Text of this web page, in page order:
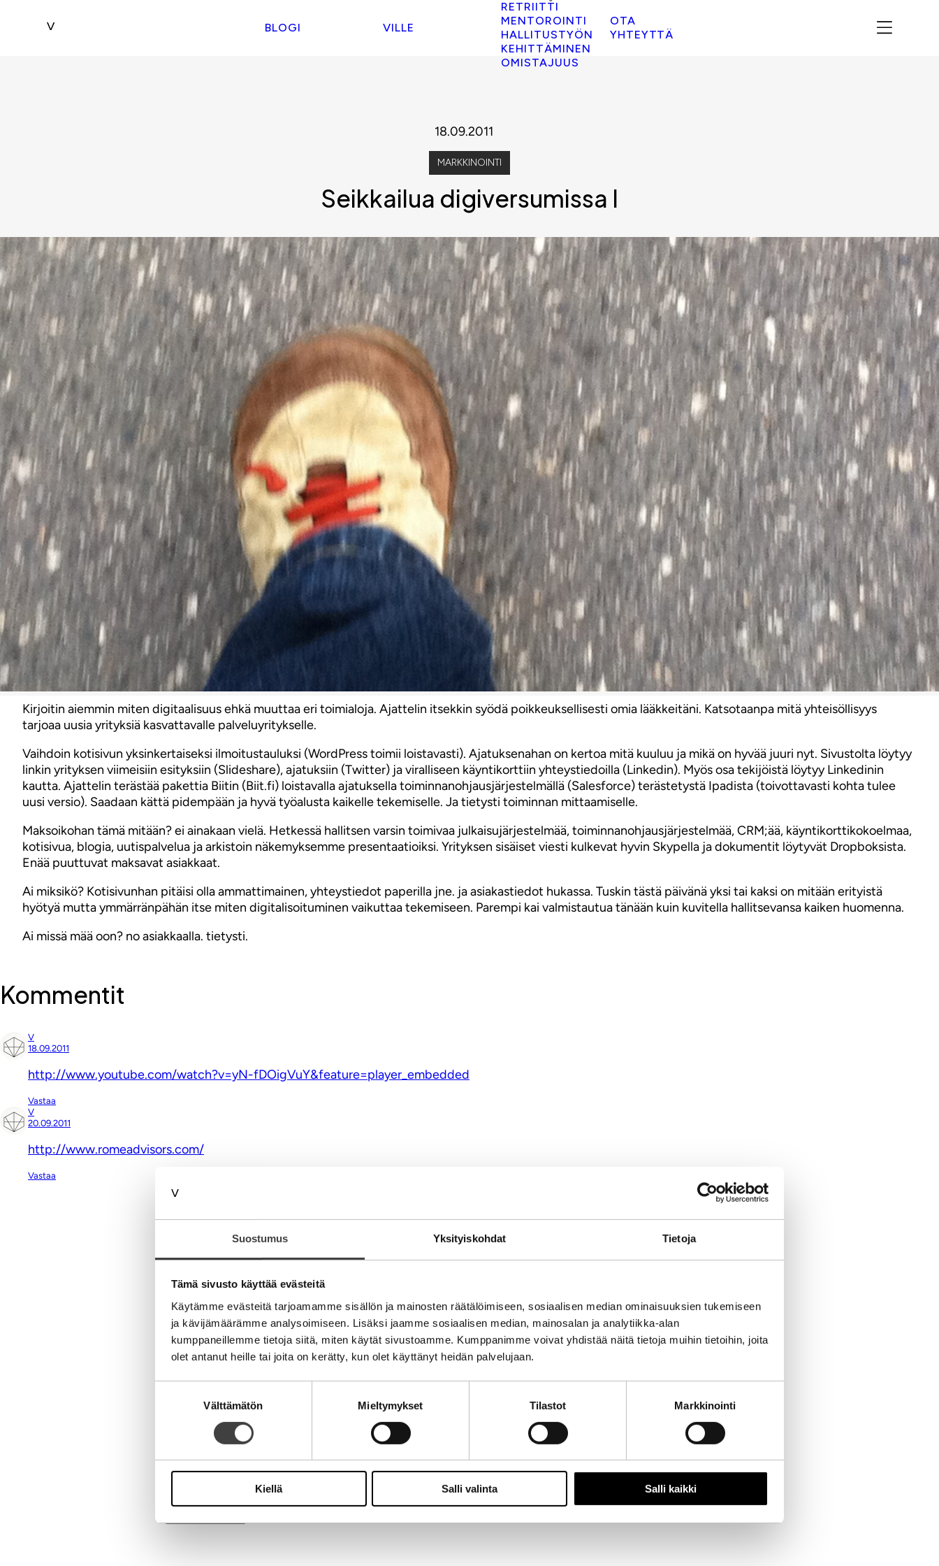
Suostumus Yksityiskohdat Tietoja
Tämä sivusto käyttää evästeitä
Käytämme evästeitä tarjoamamme sisällön ja mainosten räätälöimiseen, sosiaalisen median ominaisuuksien tukemiseen
ja kävijämäärämme analysoimiseen. Lisäksi jaamme sosiaalisen median, mainosalan ja analytiikka-alan
kumppaneillemme tietoja siitä, miten käytät sivustoamme. Kumppanimme voivat yhdistää näitä tietoja muihin tietoihin, joita
olet antanut heille tai joita on kerätty, kun olet käyttänyt heidän palvelujaan.
Välttämätön Mieltymykset Tilastot Markkinointi
Kiellä Salli valinta Salli kaikki
BLOGI VILLE
RETRIITTI
MENTOROINTI
HALLITUSTYÖN
KEHITTÄMINEN
OMISTAJUUS
OTA
YHTEYTTÄ
18.09.2011
MARKKINOINTI
Seikkailua digiversumissa I
Kirjoitin aiemmin miten digitaalisuus ehkä muuttaa eri toimialoja. Ajattelin itsekkin syödä poikkeuksellisesti omia lääkkeitäni. Katsotaanpa mitä yhteisöllisyys
tarjoaa uusia yrityksiä kasvattavalle palveluyritykselle.
Vaihdoin kotisivun yksinkertaiseksi ilmoitustauluksi (WordPress toimii loistavasti). Ajatuksenahan on kertoa mitä kuuluu ja mikä on hyvää juuri nyt. Sivustolta löytyy
linkin yrityksen viimeisiin esityksiin (Slideshare), ajatuksiin (Twitter) ja viralliseen käyntikorttiin yhteystiedoilla (Linkedin). Myös osa tekijöistä löytyy Linkedinin
kautta. Ajattelin terästää pakettia Biitin (Biit.fi) loistavalla ajatuksella toiminnanohjausjärjestelmällä (Salesforce) terästetystä Ipadista (toivottavasti kohta tulee
uusi versio). Saadaan kättä pidempään ja hyvä työalusta kaikelle tekemiselle. Ja tietysti toiminnan mittaamiselle.
Maksoikohan tämä mitään? ei ainakaan vielä. Hetkessä hallitsen varsin toimivaa julkaisujärjestelmää, toiminnanohjausjärjestelmää, CRM;ää, käyntikorttikokoelmaa,
kotisivua, blogia, uutispalvelua ja arkistoin näkemyksemme presentaatioiksi. Yrityksen sisäiset viesti kulkevat hyvin Skypella ja dokumentit löytyvät Dropboksista.
Enää puuttuvat maksavat asiakkaat.
Ai miksikö? Kotisivunhan pitäisi olla ammattimainen, yhteystiedot paperilla jne. ja asiakastiedot hukassa. Tuskin tästä päivänä yksi tai kaksi on mitään erityistä
hyötyä mutta ymmärränpähän itse miten digitalisoituminen vaikuttaa tekemiseen. Parempi kai valmistautua tänään kuin kuvitella hallitsevansa kaiken huomenna.
Ai missä mää oon? no asiakkaalla. tietysti.
Kommentit
V
18.09.2011
http://www.youtube.com/watch?v=yN-fDOigVuY&feature=player_embedded
Vastaa
V
20.09.2011
http://www.romeadvisors.com/
Vastaa
Kirjoita kommentti
Aihe
Sähköpostiosoite
Kotisivu